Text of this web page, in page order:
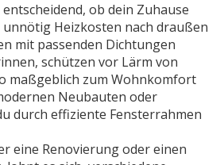
ob dein Zuhause
Heizkosten nach draußen
mit passenden Dichtungen
schützen vor Lärm von
maßgeblich zum Wohnkomfort
Neubauten oder
durch effiziente Fensterrahmen
eine Renovierung oder einen